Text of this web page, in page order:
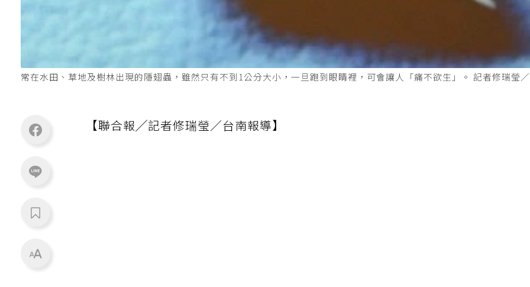
常在水田、草地及樹林出現的隱翅蟲，雖然只有不到1公分大小，一旦跑到眼睛裡，可會讓人「痛不欲生」。 記者修瑞瑩
【聯合報╱記者修瑞瑩／台南報導】